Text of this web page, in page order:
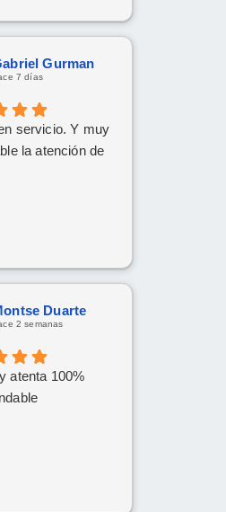
Gurman
7 días
servicio. Y muy
la atención de
Duarte
2 semanas
atenta 100%